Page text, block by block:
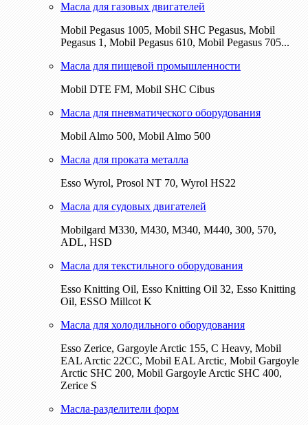
Масла для газовых двигателей
Mobil Pegasus 1005, Mobil SHC Pegasus, Mobil
Pegasus 1, Mobil Pegasus 610, Mobil Pegasus 705...
Масла для пищевой промышленности
Mobil DTE FM, Mobil SHC Cibus
Масла для пневматического оборудования
Mobil Almo 500, Mobil Almo 500
Масла для проката металла
Esso Wyrol, Prosol NT 70, Wyrol HS22
Масла для судовых двигателей
Mobilgard M330, M430, M340, M440, 300, 570,
ADL, HSD
Масла для текстильного оборудования
Esso Knitting Oil, Esso Knitting Oil 32, Esso Knitting
Oil, ESSO Millcot K
Масла для холодильного оборудования
Esso Zerice, Gargoyle Arctic 155, С Heavy, Mobil
EAL Arctic 22CC, Mobil EAL Arctic, Mobil Gargoyle
Arctic SHC 200, Mobil Gargoyle Arctic SHC 400,
Zerice S
Масла-разделители форм